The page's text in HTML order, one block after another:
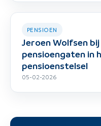
PENSIOEN
Jeroen Wolfsen
pensioengaten in
pensioenstelsel
05-02-2026